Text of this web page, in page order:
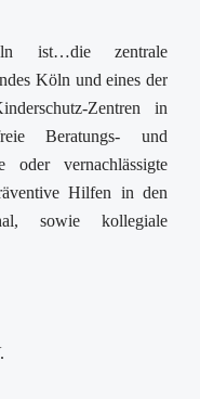
ist…die zentrale
Köln und eines der
Zentren in
Beratungs- und
oder vernachlässigte
Hilfen in den
sowie kollegiale